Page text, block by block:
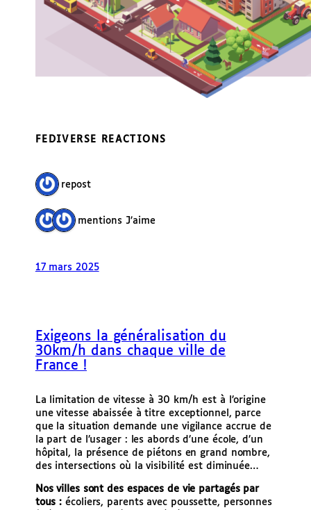
FEDIVERSE REACTIONS
1 repost
2 mentions J’aime
17 mars 2025
Exigeons la généralisation du
30km/h dans chaque ville de
France !
La limitation de vitesse à 30 km/h est à l’origine
une vitesse abaissée à titre exceptionnel, parce
que la situation demande une vigilance accrue de
la part de l’usager : les abords d’une école, d’un
hôpital, la présence de piétons en grand nombre,
des intersections où la visibilité est diminuée…
Nos villes sont des espaces de vie partagés par
tous :écoliers, parents avec poussette, personnes